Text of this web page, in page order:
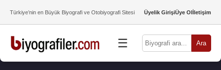
Türkiye’nin en Büyük Biyografi ve Otobiyografi Sitesi Üyelik GirişiÜye Olİletişim
☰ Ara